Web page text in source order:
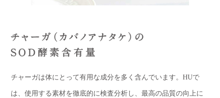
チャーガは体にとって有用な成分を多く含んでいます。HUで
は、使用する素材を徹底的に検査分析し、最高の品質の向上に